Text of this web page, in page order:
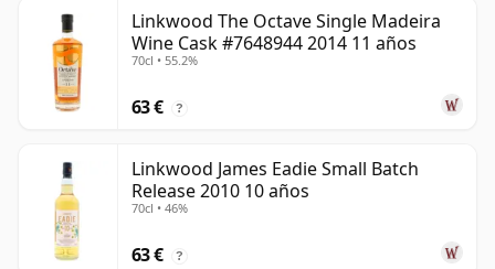
Linkwood The Octave Single Madeira
Wine Cask #7648944 2014 11 años
70cl • 55.2%
63 € ?
Linkwood James Eadie Small Batch
Release 2010 10 años
70cl • 46%
63 € ?